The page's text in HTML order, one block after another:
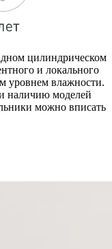
цилиндрическом
и локального
уровнем влажности.
наличию моделей
можно вписать